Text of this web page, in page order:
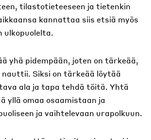
tilastotieteeseen ja tietenkin
kannattaa siis etsiä myös
ulkopuolelta.
yhä pidempään, joten on tärkeää,
Siksi on tärkeää löytää
ala ja tapa tehdä töitä. Yhtä
yllä omaa osaamistaan ja
ja vaihtelevaan urapolkuun.